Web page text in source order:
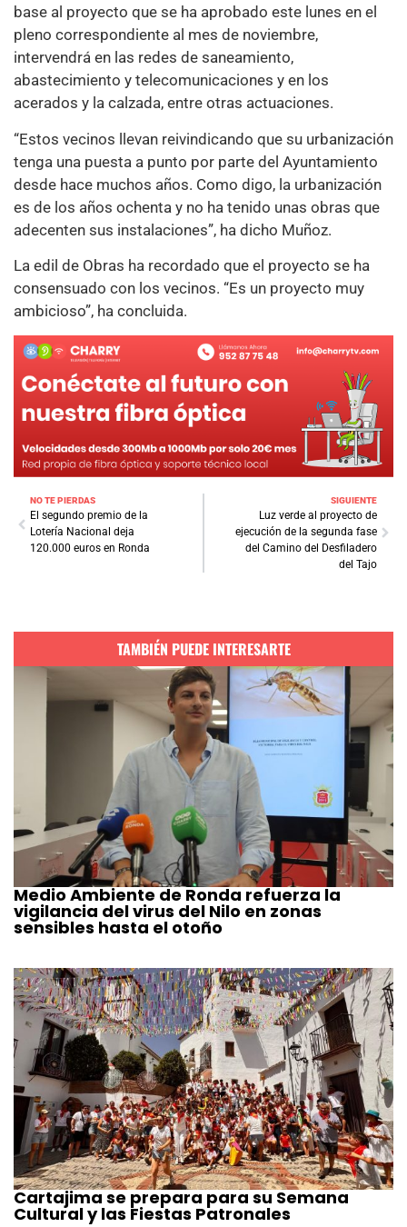
base al proyecto que se ha aprobado este lunes en el
pleno correspondiente al mes de noviembre,
intervendrá en las redes de saneamiento,
abastecimiento y telecomunicaciones y en los
acerados y la calzada, entre otras actuaciones.
“Estos vecinos llevan reivindicando que su urbanización
tenga una puesta a punto por parte del Ayuntamiento
desde hace muchos años. Como digo, la urbanización
es de los años ochenta y no ha tenido unas obras que
adecenten sus instalaciones”, ha dicho Muñoz.
La edil de Obras ha recordado que el proyecto se ha
consensuado con los vecinos. “Es un proyecto muy
ambicioso”, ha concluida.
NO TE PIERDAS
El segundo premio de la
Lotería Nacional deja
120.000 euros en Ronda
SIGUIENTE
Luz verde al proyecto de
ejecución de la segunda fase
del Camino del Desfiladero
del Tajo
TAMBIÉN PUEDE INTERESARTE
Medio Ambiente de Ronda refuerza la
vigilancia del virus del Nilo en zonas
sensibles hasta el otoño
Cartajima se prepara para su Semana
Cultural y las Fiestas Patronales